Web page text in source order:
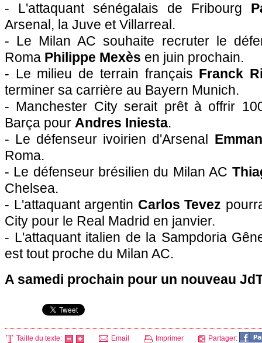
- L'attaquant sénégalais de Fribourg
Arsenal, la Juve et Villarreal.
- Le Milan AC souhaite recruter le
Roma Philippe Mexès en juin prochain.
- Le milieu de terrain français Franck
terminer sa carrière au Bayern Munich.
- Manchester City serait prêt à offrir
Barça pour Andres Iniesta.
- Le défenseur ivoirien d'Arsenal
Roma.
- Le défenseur brésilien du Milan AC
Chelsea.
- L'attaquant argentin Carlos Tevez
City pour le Real Madrid en janvier.
- L'attaquant italien de la Sampdoria
est tout proche du Milan AC.
A samedi prochain pour un nouveau
Taille du texte: Email Imprimer Partager: